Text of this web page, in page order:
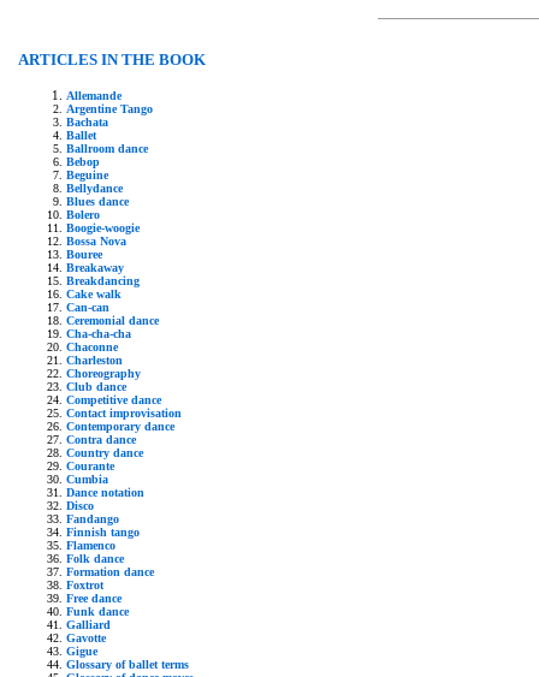
ARTICLES IN THE BOOK
Allemande
Argentine Tango
Bachata
Ballet
Ballroom dance
Bebop
Beguine
Bellydance
Blues dance
Bolero
Boogie-woogie
Bossa Nova
Bouree
Breakaway
Breakdancing
Cake walk
Can-can
Ceremonial dance
Cha-cha-cha
Chaconne
Charleston
Choreography
Club dance
Competitive dance
Contact improvisation
Contemporary dance
Contra dance
Country dance
Courante
Cumbia
Dance notation
Disco
Fandango
Finnish tango
Flamenco
Folk dance
Formation dance
Foxtrot
Free dance
Funk dance
Galliard
Gavotte
Gigue
Glossary of ballet terms